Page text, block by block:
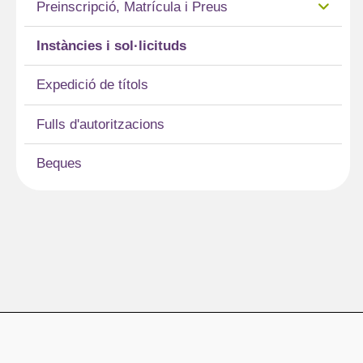
Preinscripció, Matrícula i Preus
Instàncies i sol·licituds
Expedició de títols
Fulls d'autoritzacions
Beques